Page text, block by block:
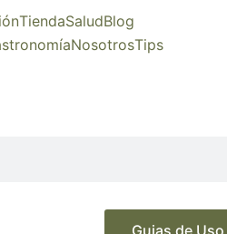
TiendaSaludBlog
NosotrosTips
Guias de Uso